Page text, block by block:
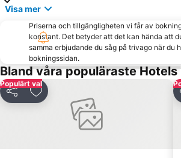
Agios Mamas
Selinia
Anavissos
Visa mer
Priserna och tillgängligheten vi får av
konstant. Det betyder att det kan hända att
samma erbjudande du såg på trivago när du
bokningssidan.
Bland våra populäraste
Populärt val
Dela Lägg till i Mina Favoriter